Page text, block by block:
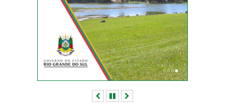
AnteriorPausar